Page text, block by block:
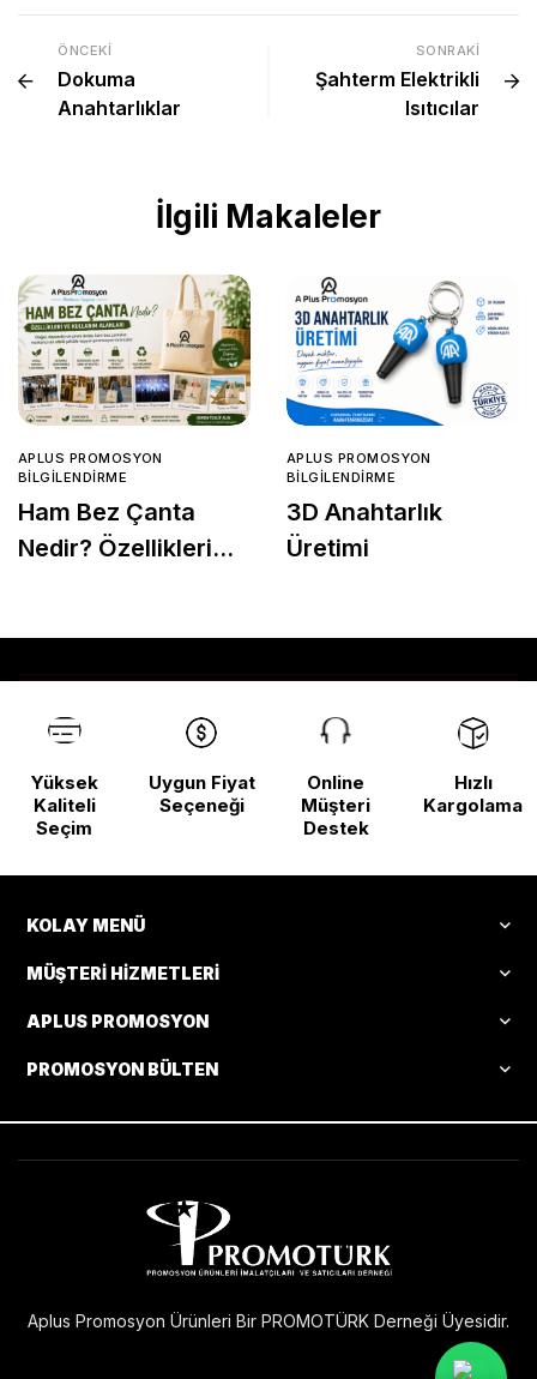
ÖNCEKI
Dokuma
Anahtarlıklar
SONRAKI
Şahterm Elektrikli
Isıtıcılar
İlgili Makaleler
APLUS PROMOSYON
BILGILENDIRME
Ham Bez Çanta
Nedir? Özellikleri
APLUS PROMOSYON
BILGILENDIRME
3D Anahtarlık
Üretimi
Yüksek
Kaliteli
Seçim
Uygun Fiyat
Seçeneği
Online
Müşteri
Destek
Hızlı
Kargolama
KOLAY MENÜ
MÜŞTERI HIZMETLERI
APLUS PROMOSYON
PROMOSYON BÜLTEN
Aplus Promosyon Ürünleri Bir PROMOTÜRK Derneği Üyesidir.